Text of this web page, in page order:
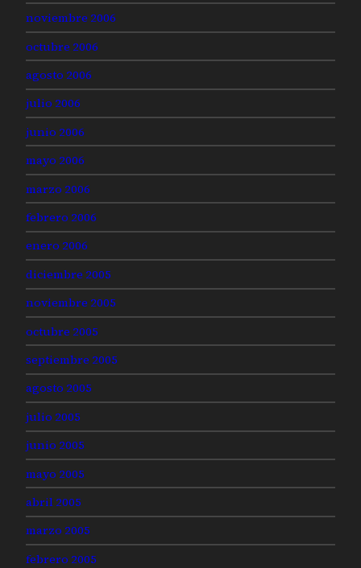
noviembre 2006
octubre 2006
agosto 2006
julio 2006
junio 2006
mayo 2006
marzo 2006
febrero 2006
enero 2006
diciembre 2005
noviembre 2005
octubre 2005
septiembre 2005
agosto 2005
julio 2005
junio 2005
mayo 2005
abril 2005
marzo 2005
febrero 2005